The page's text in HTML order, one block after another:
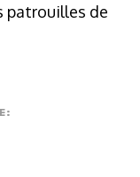
patrouilles de